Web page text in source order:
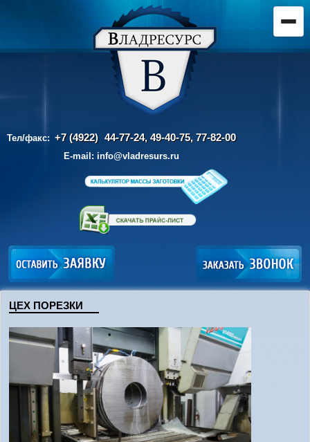
Тел/факс: +7 (4922) 44-77-24, 49-40-75, 77-82-00
E-mail: info@vladresurs.ru
ЦЕХ ПОРЕЗКИ